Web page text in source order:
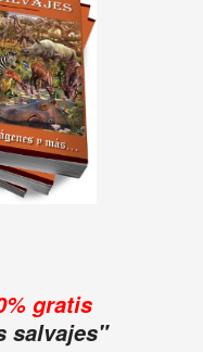
gratis
salvajes"